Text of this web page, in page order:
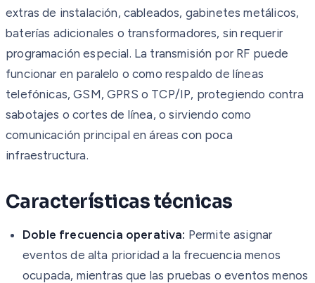
extras de instalación, cableados, gabinetes metálicos,
baterías adicionales o transformadores, sin requerir
programación especial. La transmisión por RF puede
funcionar en paralelo o como respaldo de líneas
telefónicas, GSM, GPRS o TCP/IP, protegiendo contra
sabotajes o cortes de línea, o sirviendo como
comunicación principal en áreas con poca
infraestructura.
Características técnicas
Doble frecuencia operativa: Permite asignar
eventos de alta prioridad a la frecuencia menos
ocupada, mientras que las pruebas o eventos menos